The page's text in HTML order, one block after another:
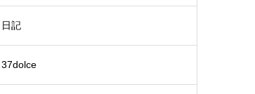
日記
37dolce